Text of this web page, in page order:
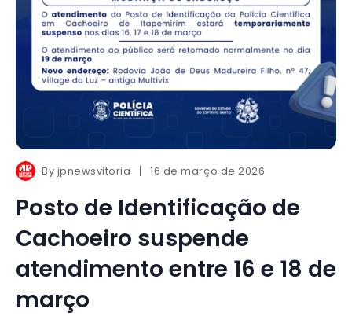
By jpnewsvitoria 16 de março de 2026
Posto de Identificação de
Cachoeiro suspende
atendimento entre 16 e 18 de
março